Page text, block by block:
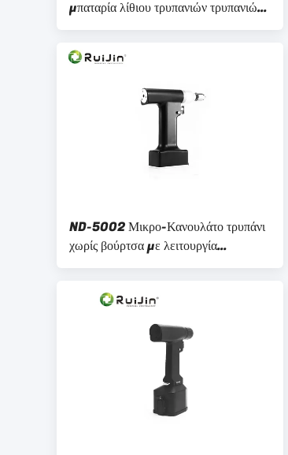
μπαταρία λίθιου τρυπανιών τρυπανιών
αυτόκλειστη ορθοπεδική
ND-5002 Μικρο-Κανουλάτο τρυπάνι
χωρίς βούρτσα με λειτουργία
μπαταρίας λιθίου